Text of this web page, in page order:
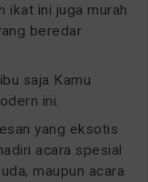
ikat ini juga murah
beredar
saja Kamu
ini.
yang eksotis
acara spesial
maupun acara